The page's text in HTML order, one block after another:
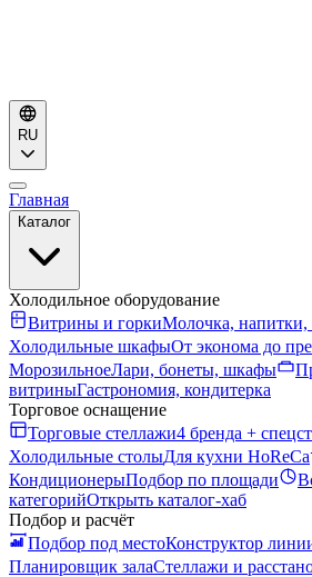
RU
Главная
Каталог
Холодильное оборудование
Витрины и горкиМолочка,
Холодильные шкафыОт эконома до
МорозильноеЛари, бонеты, шкафы
витриныГастрономия, кондитерка
Торговое оснащение
Торговые стеллажи4 бренда +
Холодильные столыДля кухни HoReCa
КондиционерыПодбор по площади
категорийОткрыть каталог-хаб
Подбор и расчёт
Подбор под местоКонструктор
Планировщик залаСтеллажи и